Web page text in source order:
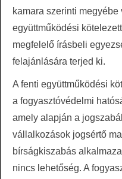
kamara szerinti
együttműködési
megfelelő írásbeli
felajánlására terjed ki.
A fenti együttműködési
a fogyasztóvédelmi
amely alapján a
vállalkozások jogsértő
bírságkiszabás
nincs lehetőség. A